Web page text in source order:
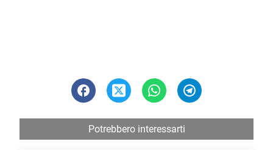
Potrebbero interessarti